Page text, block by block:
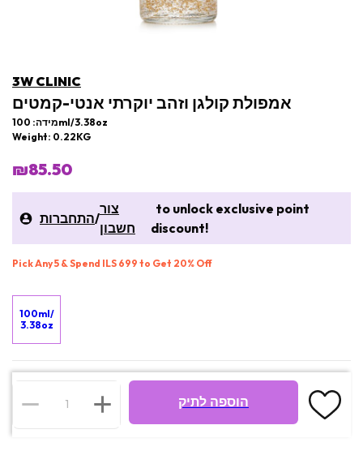
3W CLINIC
אמפולת קולגן וזהב יוקרתי אנטי-קמטים
מידה: 100ml/3.38oz
Weight: 0.22KG
₪85.50
התחברות/
צור
חשבון
to unlock exclusive point
discount!
Pick Any 5 & Spend ILS 699 to Get 20% Off
100ml/
3.38oz
הוספה לתיק